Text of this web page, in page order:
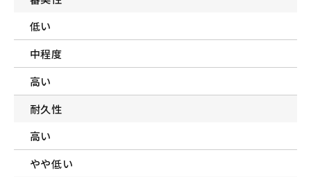
低い
中程度
高い
耐久性
高い
やや低い